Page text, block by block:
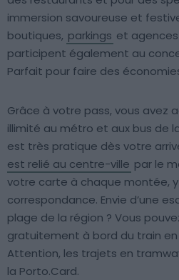
immersion savoureuse et
boutiques, parkings et
participent également au
Parfait pour faire des
Grâce à votre pass, vous avez
illimité au métro et aux bus de
est très pratique dès votre
est relié au centre-ville par le
votre carte à chaque montée, y
correspondance. Envie d’une
plage de la région ? Vous
gratuitement à bord du train en
Attention, les trajets en
la Porto.Card.